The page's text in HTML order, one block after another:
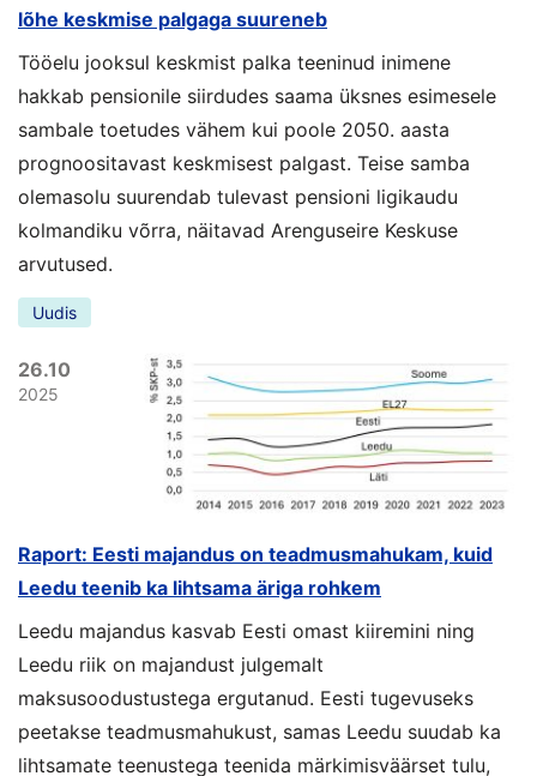
lõhe keskmise palgaga suureneb
Tööelu jooksul keskmist palka teeninud inimene
hakkab pensionile siirdudes saama üksnes esimesele
sambale toetudes vähem kui poole 2050. aasta
prognoositavast keskmisest palgast. Teise samba
olemasolu suurendab tulevast pensioni ligikaudu
kolmandiku võrra, näitavad Arenguseire Keskuse
arvutused.
Uudis
26.10
2025
Raport: Eesti majandus on teadmusmahukam, kuid
Leedu teenib ka lihtsama äriga rohkem
Leedu majandus kasvab Eesti omast kiiremini ning
Leedu riik on majandust julgemalt
maksusoodustustega ergutanud. Eesti tugevuseks
peetakse teadmusmahukust, samas Leedu suudab ka
lihtsamate teenustega teenida märkimisväärset tulu,